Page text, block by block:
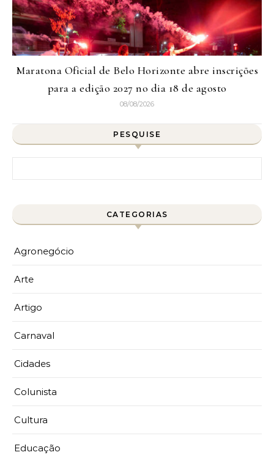
Maratona Oficial de Belo Horizonte abre inscrições
para a edição 2027 no dia 18 de agosto
08/08/2026
PESQUISE
CATEGORIAS
Agronegócio
Arte
Artigo
Carnaval
Cidades
Colunista
Cultura
Educação